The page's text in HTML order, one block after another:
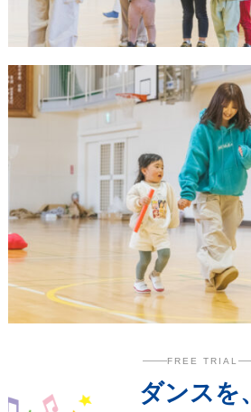
FREE TRIAL
ダンスを、